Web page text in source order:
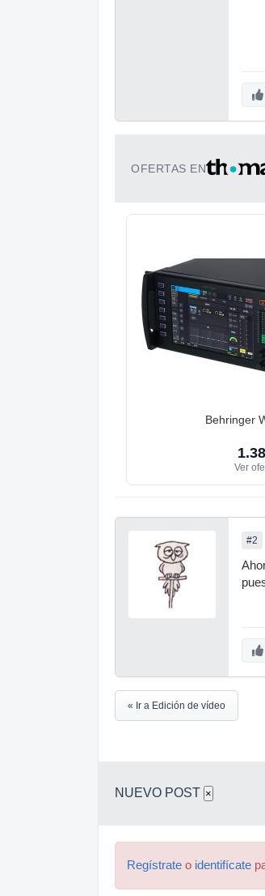
OFERTAS EN
Behringer
Ver
#2
« Ir a Edición de vídeo
NUEVO POST ×
Regístrate o identifícate